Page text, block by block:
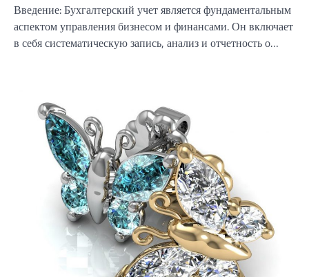
Введение: Бухгалтерский учет является фундаментальным
аспектом управления бизнесом и финансами. Он включает
в себя систематическую запись, анализ и отчетность о…